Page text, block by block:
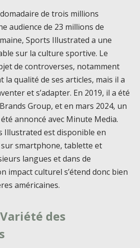
de trois millions
audience de 23 millions de
Sports Illustrated a une
sur la culture sportive. Le
de controverses, notamment
la qualité de ses articles, mais il a
et s’adapter. En 2019, il a été
Group, et en mars 2024, un
annoncé avec Minute Media.
Illustrated est disponible en
smartphone, tablette et
langues et dans de
impact culturel s’étend donc bien
américaines.
des